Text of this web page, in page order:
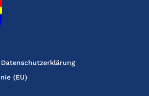
Datenschutzerklärung
(EU)